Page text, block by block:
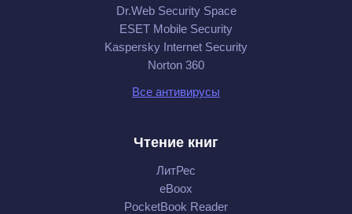
Dr.Web Security Space
ESET Mobile Security
Kaspersky Internet Security
Norton 360
Все антивирусы
Чтение книг
ЛитРес
eBoox
PocketBook Reader